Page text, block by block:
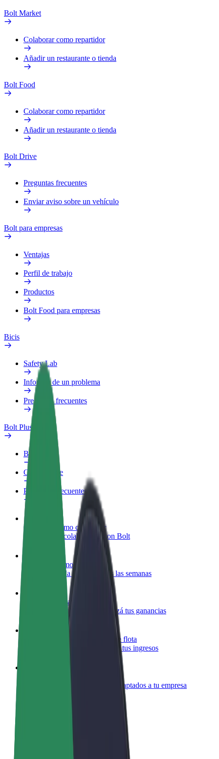
Bolt Market
Colaborar como repartidor
Añadir un restaurante o tienda
Bolt Food
Colaborar como repartidor
Añadir un restaurante o tienda
Bolt Drive
Preguntas frecuentes
Enviar aviso sobre un vehículo
Bolt para empresas
Ventajas
Perfil de trabajo
Productos
Bolt Food para empresas
Bicis
Safety Lab
Informar de un problema
Preguntas frecuentes
Bolt Plus
Beneficios
Cómo unirse
Preguntas frecuentes
Colaborar como conductor
Gana dinero colaborando con Bolt
Colaborar como repartidor
Repartí comida y cobrá todas las semanas
Añadir un restaurante o tienda
Llegá a más clientes y maximizá tus ganancias
Registrarse como propietario de flota
Añadí tu flota a Bolt y potenciá tus ingresos
Productos y servicios de Bolt adaptados a tu empresa